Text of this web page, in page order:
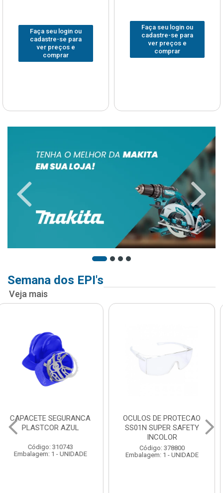
Faça seu login ou
cadastre-se para
ver preços e
comprar
Faça seu login ou
cadastre-se para
ver preços e
comprar
Semana dos EPI's
Veja mais
OCULOS DE PROTECAO
SS01N SUPER SAFETY
Código: 378800
Embalagem: 1 - UNIDADE
MASCARA DESCARTAVEL
PFF2 PLASTCOR COM
VALVULA 933
Código: 378477
Embalagem: 1 - UNIDADE